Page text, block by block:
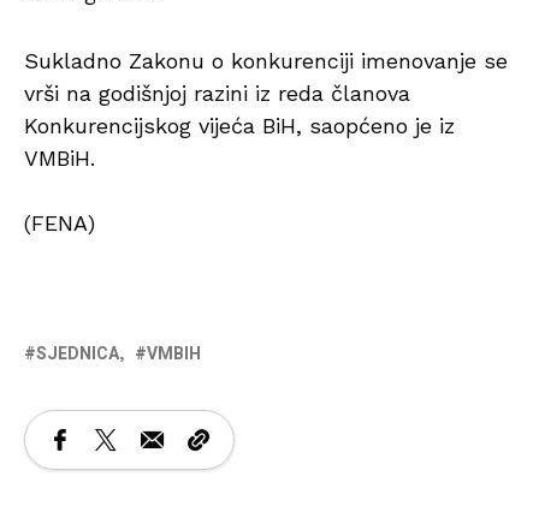
Sukladno Zakonu o konkurenciji imenovanje se
vrši na godišnjoj razini iz reda članova
Konkurencijskog vijeća BiH, saopćeno je iz
VMBiH.
(FENA)
SJEDNICA VMBIH